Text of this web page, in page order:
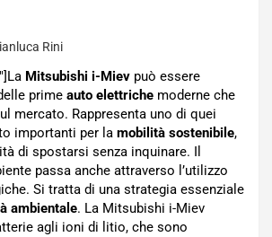
Rini
Mitsubishi i-Miev può essere
prime auto elettriche moderne che
mercato. Rappresenta uno di quei
importanti per la mobilità sostenibile,
di spostarsi senza inquinare. Il
passa anche attraverso l’utilizzo
Si tratta di una strategia essenziale
ambientale. La Mitsubishi i-Miev
agli ioni di litio, che sono